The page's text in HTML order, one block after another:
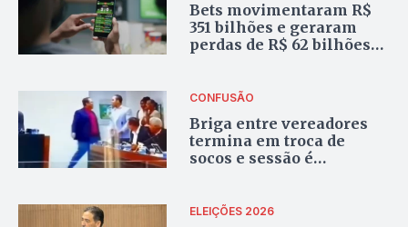
Bets movimentaram R$
351 bilhões e geraram
perdas de R$ 62 bilhões
CONFUSÃO
Briga entre vereadores
termina em troca de
socos e sessão é
ELEIÇÕES 2026